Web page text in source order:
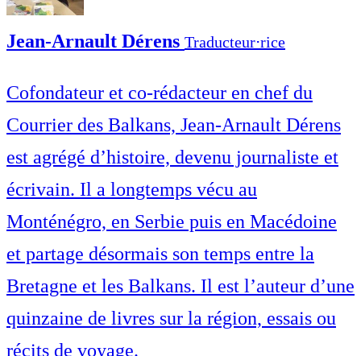
Jean-Arnault Dérens Traducteur⋅rice
Cofondateur et co-rédacteur en chef du
Courrier des Balkans, Jean-Arnault Dérens
est agrégé d’histoire, devenu journaliste et
écrivain. Il a longtemps vécu au
Monténégro, en Serbie puis en Macédoine
et partage désormais son temps entre la
Bretagne et les Balkans. Il est l’auteur d’une
quinzaine de livres sur la région, essais ou
récits de voyage.